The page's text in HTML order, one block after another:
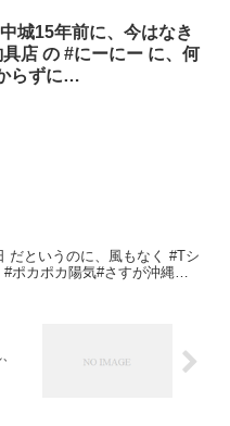
城15年前に、今はなき
店 の #にーにー に、何
らずに…
だというのに、風もなく #Tシ
#ポカポカ陽気#さすが沖縄…